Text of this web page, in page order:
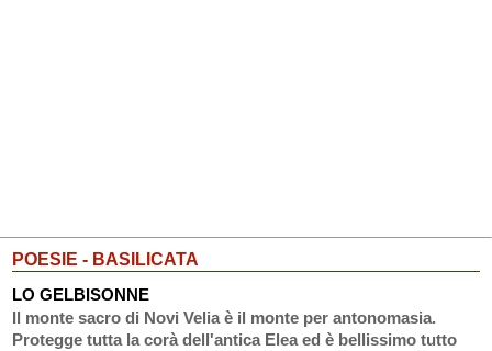
POESIE - BASILICATA
LO GELBISONNE
Il monte sacro di Novi Velia è il monte per antonomasia.
Protegge tutta la corà dell'antica Elea ed è bellissimo tutto